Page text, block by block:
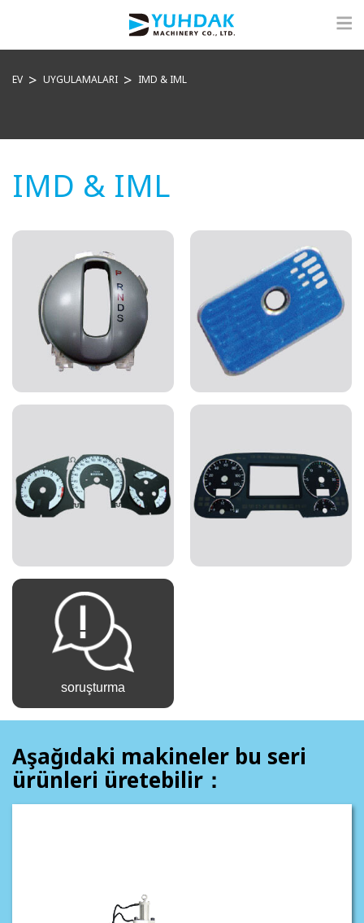
EV UYGULAMALARI IMD & IML
IMD & IML
soruşturma
Aşağıdaki makineler bu seri
ürünleri üretebilir：